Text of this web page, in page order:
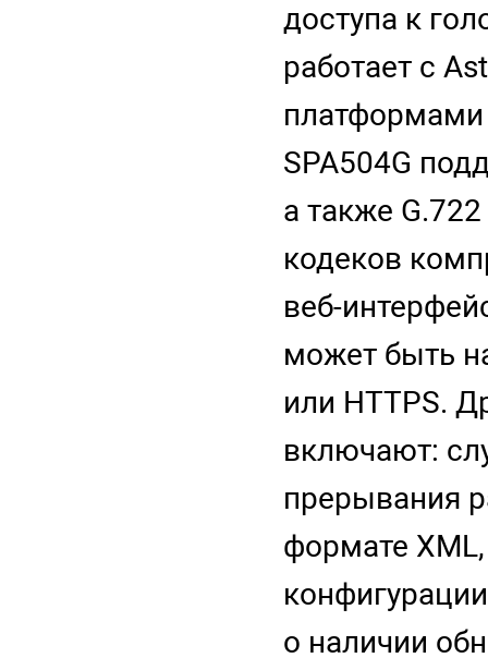
доступа к
работает с
платформами
SPA504G
а также
кодеков
веб-
может быть
или HTTPS.
включают:
прерывания
формате
о наличии